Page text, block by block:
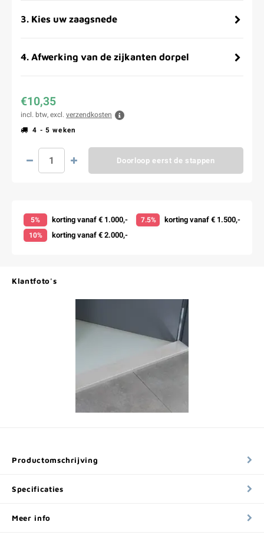
3. Kies uw zaagsnede
4. Afwerking van de zijkanten dorpel
€10,35
incl. btw, excl. verzendkosten
4 - 5 weken
Doorloop eerst de stappen
5% korting vanaf € 1.000,- 7.5% korting vanaf € 1.500,-
10% korting vanaf € 2.000,-
Klantfoto's
Productomschrijving
Specificaties
Meer info